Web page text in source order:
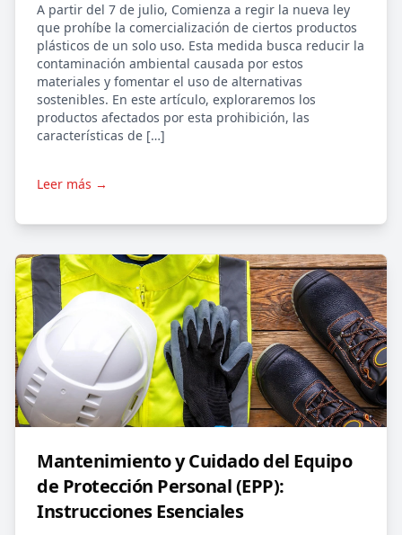
A partir del 7 de julio, Comienza a regir la nueva ley
que prohíbe la comercialización de ciertos productos
plásticos de un solo uso. Esta medida busca reducir la
contaminación ambiental causada por estos
materiales y fomentar el uso de alternativas
sostenibles. En este artículo, exploraremos los
productos afectados por esta prohibición, las
características de […]
Leer más →
Mantenimiento y Cuidado del Equipo
de Protección Personal (EPP):
Instrucciones Esenciales